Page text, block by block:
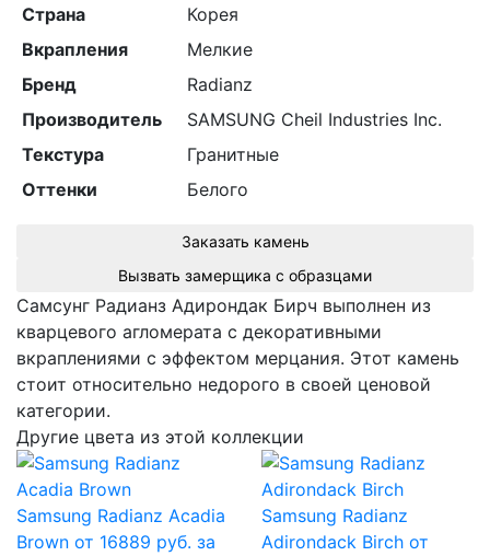
Страна
Корея
Вкрапления
Мелкие
Бренд
Radianz
Производитель
SAMSUNG Cheil Industries Inc.
Текстура
Гранитные
Оттенки
Белого
Заказать камень
Вызвать замерщика с образцами
Самсунг Радианз Адирондак Бирч выполнен из
кварцевого агломерата с декоративными
вкраплениями с эффектом мерцания. Этот камень
стоит относительно недорого в своей ценовой
категории.
Другие цвета из этой коллекции
Samsung Radianz Acadia
Brown от 16889 руб. за
Samsung Radianz
Adirondack Birch от